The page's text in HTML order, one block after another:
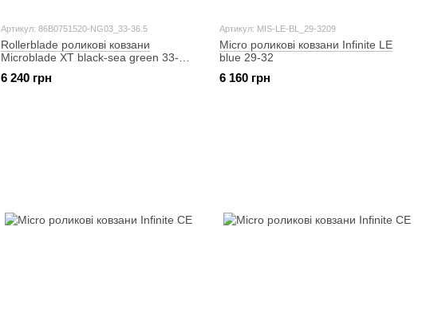
Артикул: 86B0751520-NG03_33-36.5
Rollerblade роликові ковзани
Microblade XT black-sea green 33-
6 240 грн
Артикул: MIS-LE-BL_29-3209
Micro роликові ковзани Infinite LE
blue 29-32
6 160 грн